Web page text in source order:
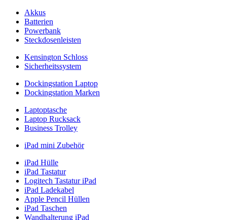
Akkus
Batterien
Powerbank
Steckdosenleisten
Kensington Schloss
Sicherheitssystem
Dockingstation Laptop
Dockingstation Marken
Laptoptasche
Laptop Rucksack
Business Trolley
iPad mini Zubehör
iPad Hülle
iPad Tastatur
Logitech Tastatur iPad
iPad Ladekabel
Apple Pencil Hüllen
iPad Taschen
Wandhalterung iPad